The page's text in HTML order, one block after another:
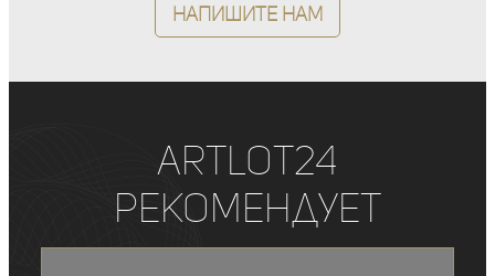
Напишите нам
ArtLot24
рекомендует